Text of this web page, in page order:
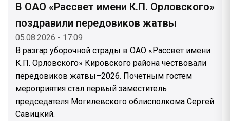
В ОАО «Рассвет имени К.П. Орловского»
поздравили передовиков жатвы
05.08.2026 - 17:09
В разгар уборочной страды в ОАО «Рассвет имени
К.П. Орловского» Кировского района чествовали
передовиков жатвы–2026. Почетным гостем
мероприятия стал первый заместитель
председателя Могилевского облисполкома Сергей
Савицкий.